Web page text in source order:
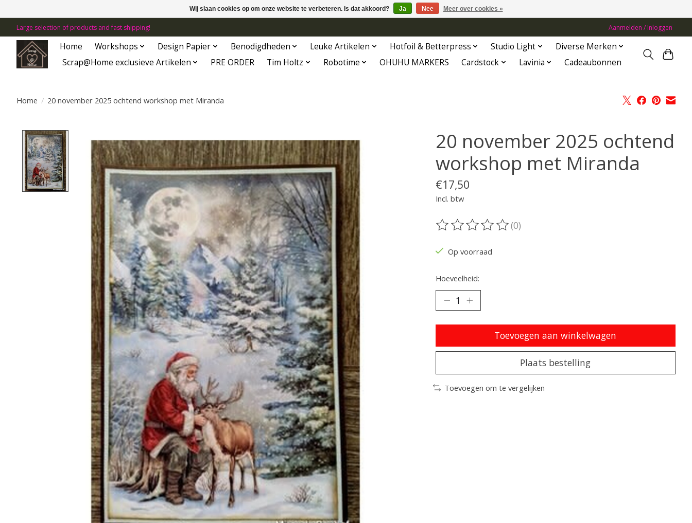
Large selection of products and fast shipping! Aanmelden / Inloggen
Home Workshops Design Papier Benodigdheden Leuke Artikelen Hotfoil & Betterpress Studio Light
Diverse Merken
Scrap@Home exclusieve Artikelen
PRE ORDER Tim Holtz Robotime OHUHU MARKERS Cardstock Lavinia Cadeaubonnen
Home / 20 november 2025 ochtend workshop met Miranda
20 november 2025 ochtend
workshop met Miranda
€17,50
Incl. btw
De beoordeling van dit product is
(0)
Op voorraad
Hoeveelheid:
Toevoegen aan winkelwagen
Plaats bestelling
Toevoegen om te vergelijken
Wij slaan cookies op om onze website te verbeteren. Is dat akkoord? Ja Nee Meer over cookies »